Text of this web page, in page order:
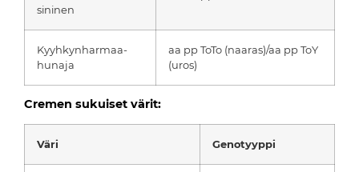
sininen
Kyyhkynharmaa-
hunaja
aa pp ToTo (naaras)/aa pp ToY
(uros)
Cremen sukuiset värit:
Väri Genotyyppi